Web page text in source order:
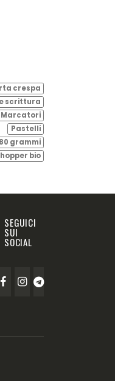
crespa
scrittura
Marcatori
Pastelli
grammi
bio
SEGUICI
SUI
SOCIAL